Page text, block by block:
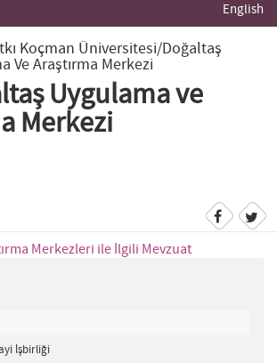
English
Koçman Üniversitesi/Doğaltaş
Ve Araştırma Merkezi
Uygulama ve
Merkezi
Merkezleri ile İlgili Mevzuat
İşbirliği